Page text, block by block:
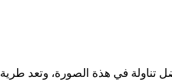
تناولة في هذة الصورة، وتعد طرية